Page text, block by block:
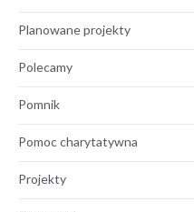
Planowane projekty
Polecamy
Pomnik
Pomoc charytatywna
Projekty